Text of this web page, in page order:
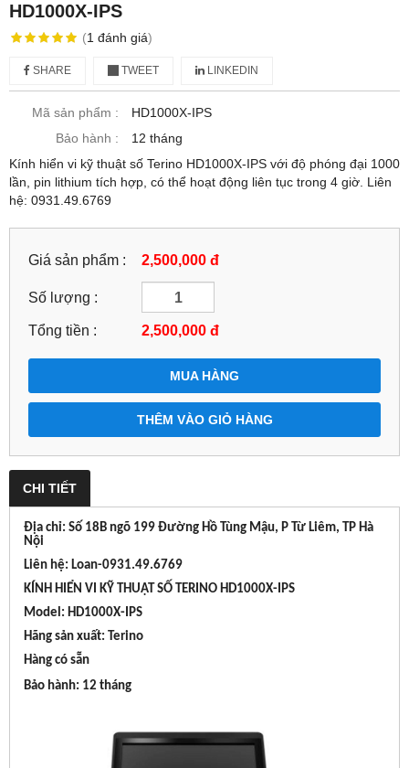
HD1000X-IPS
(1 đánh giá)
SHARE TWEET LINKEDIN
Mã sản phẩm :
HD1000X-IPS
Bảo hành :
12 tháng
Kính hiển vi kỹ thuật số Terino HD1000X-IPS với độ phóng đại 1000
lần, pin lithium tích hợp, có thể hoạt động liên tục trong 4 giờ. Liên
hệ: 0931.49.6769
Giá sản phẩm : 2,500,000 đ
Số lượng :
Tổng tiền : 2,500,000 đ
MUA HÀNG
THÊM VÀO GIỎ HÀNG
CHI TIẾT
Địa chỉ: Số 18B ngõ 199 Đường Hồ Tùng Mậu, P Từ Liêm, TP Hà
Nội
Liên hệ: Loan-0931.49.6769
KÍNH HIỂN VI KỸ THUẬT SỐ TERINO HD1000X-IPS
Model: HD1000X-IPS
Hãng sản xuất: Terino
Hàng có sẵn
Bảo hành: 12 tháng